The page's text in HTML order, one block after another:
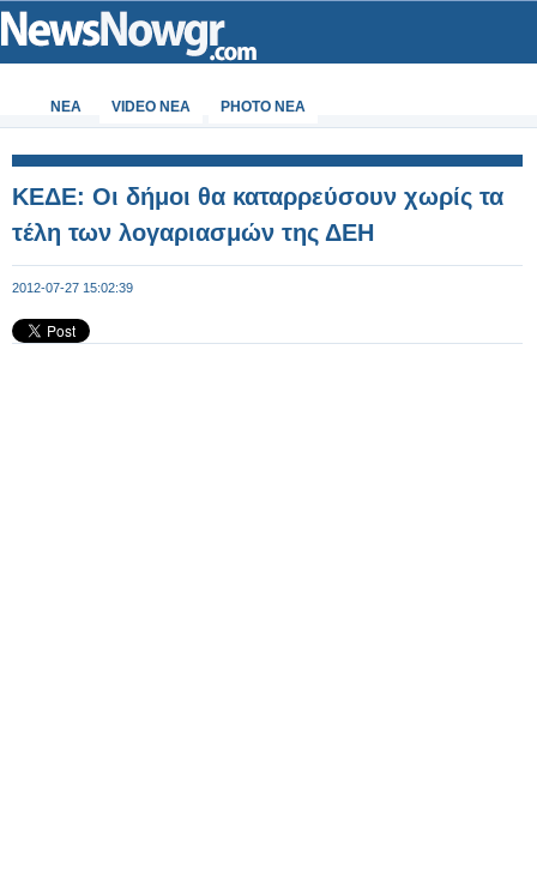
ΝΕΑ VIDEO NEA PHOTO NEA
ΚΕΔΕ: Οι δήμοι θα καταρρεύσουν χωρίς τα
τέλη των λογαριασμών της ΔΕΗ
2012-07-27 15:02:39